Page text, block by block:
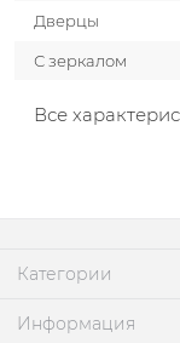
Дверцы
С зеркалом
Все
Категории
Информация